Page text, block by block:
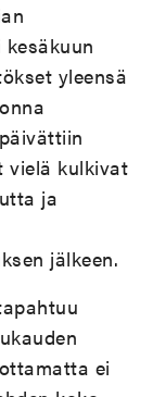
yleensä
vielä kulkivat
ja
jälkeen.
ei